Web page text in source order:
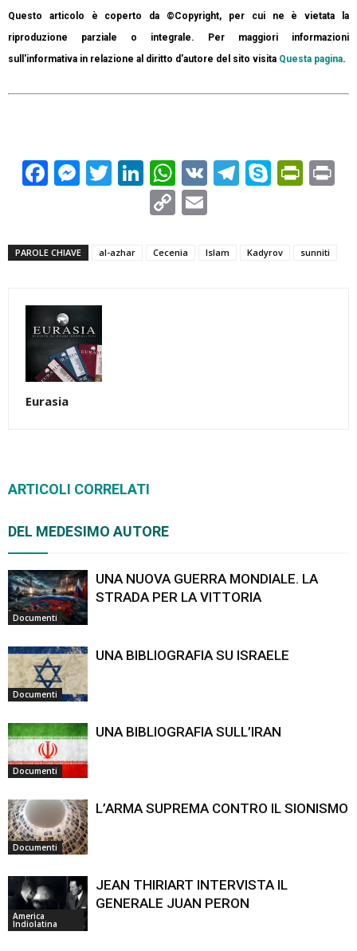
Questo articolo è coperto da ©Copyright, per cui ne è vietata la
riproduzione parziale o integrale. Per maggiori informazioni
sull'informativa in relazione al diritto d'autore del sito visita Questa pagina.
Facebook
Messenger
TwitterLinkedIn
WhatsApp
VK Telegram
Skype
Copy
PAROLE CHIAVE al-azhar Cecenia Islam Kadyrov sunniti
Eurasia
ARTICOLI CORRELATI
DEL MEDESIMO AUTORE
Documenti
UNA NUOVA GUERRA MONDIALE. LA
STRADA PER LA VITTORIA
Documenti
UNA BIBLIOGRAFIA SU ISRAELE
Documenti
UNA BIBLIOGRAFIA SULL’IRAN
Documenti
L’ARMA SUPREMA CONTRO IL SIONISMO
America
Indiolatina
JEAN THIRIART INTERVISTA IL
GENERALE JUAN PERON